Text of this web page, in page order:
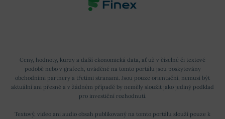
Ceny, hodnoty, kurzy a další ekonomická data, ať už v číselné či textové
podobě nebo v grafech, uváděné na tomto portálu jsou poskytovány
obchodními partnery a třetími stranami. Jsou pouze orientační, nemusí být
aktuální ani přesné a v žádném případě by neměly sloužit jako jediný podklad
pro investiční rozhodnutí.
Textový, video ani audio obsah publikovaný na tomto portálu slouží pouze k